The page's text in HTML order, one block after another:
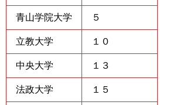
青山学院大学 ５
立教大学 １０
中央大学 １３
法政大学 １５